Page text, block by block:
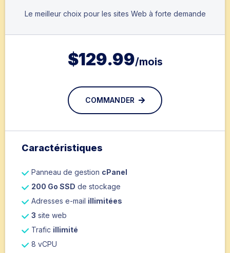
Le meilleur choix pour les sites Web à forte demande
$129.99/mois
COMMANDER
Caractéristiques
Panneau de gestion cPanel
200 Go SSD de stockage
Adresses e-mail illimitées
3 site web
Trafic illimité
8 vCPU